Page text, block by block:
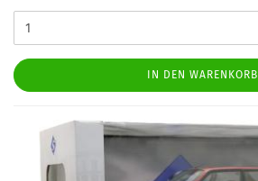
IN DEN WARENKORB